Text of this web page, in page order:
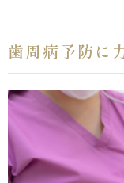
歯周病予防に